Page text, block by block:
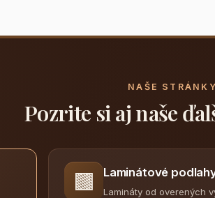
NAŠE STRÁNKY
Pozrite si aj naše
🟫 Laminátové
Lamináty od overených